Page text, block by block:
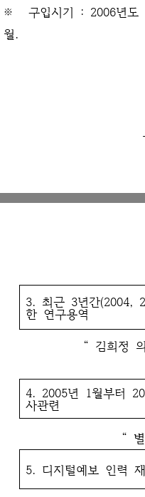
※ 구입시기 : 2006년도
월.
3. 최근 3년간(2004,
한 연구용역
“ 김희정
4. 2005년 1월부터
사관련
“
5. 디지털예보 인력